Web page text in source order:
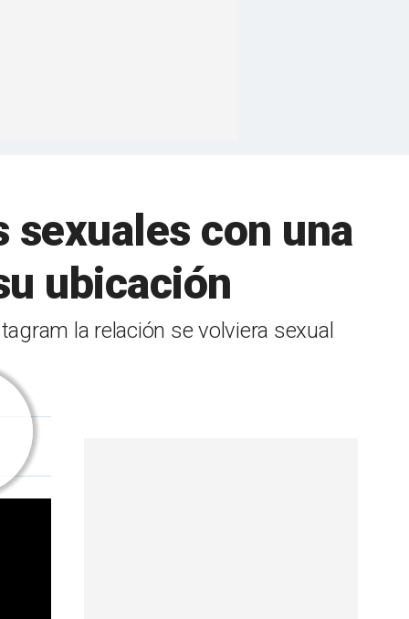
con una
ubicación
la relación se volviera sexual